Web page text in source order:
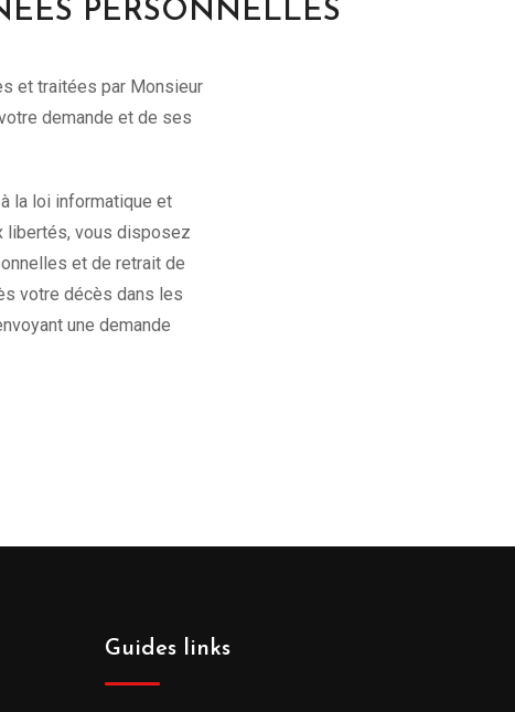
PERSONNELLES
et traitées par Monsieur
demande et de ses
la loi informatique et
libertés, vous disposez
et de retrait de
votre décès dans les
une demande
Guides links